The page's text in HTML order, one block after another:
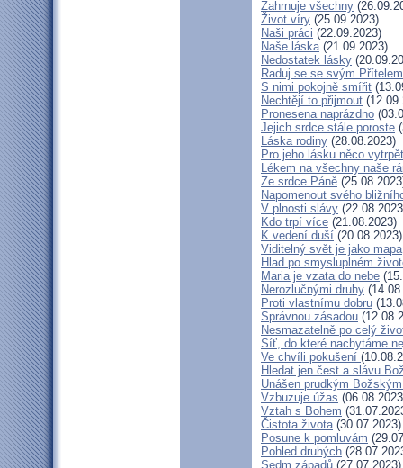
Zahrnuje všechny
Život víry (25.09.2023)
Naši práci (22.09.2023)
Naše láska(21.09.2023)
Nedostatek lásky
Raduj se se svým Přítelem
S nimi pokojně smířit
Nechtějí to přijmout
Pronesena naprázdno
Jejich srdce stále poroste
Láska rodiny (28.08.2023)
Pro jeho lásku něco vytrpět
Lékem na všechny naše
Ze srdce Páně
Napomenout svého
V plnosti slávy
Kdo trpí více (21.08.2023)
K vedení duší (20.08.2023)
Viditelný svět je jako mapa
Hlad po smysluplném
Maria je vzata do nebe
Nerozlučnými druhy
Proti vlastnímu dobru
Správnou zásadou
Nesmazatelně po celý
Síť, do které nachytáme
Ve chvíli pokušení
Hledat jen čest a slávu
Unášen prudkým
Vzbuzuje úžas
Vztah s Bohem
Čistota života(30.07.2023)
Posune k pomluvám
Pohled druhých
Sedm západů (27.07.2023)